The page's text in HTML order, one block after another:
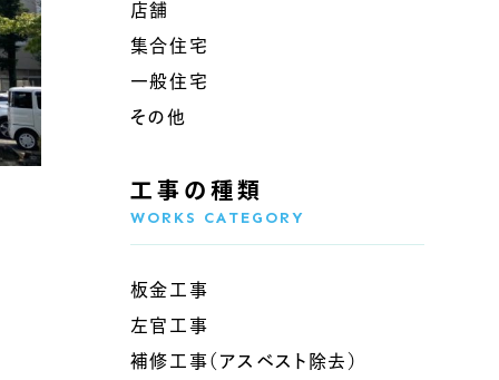
店舗
集合住宅
一般住宅
その他
工事の種類
WORKS CATEGORY
板金工事
左官工事
補修工事（アスベスト除去）